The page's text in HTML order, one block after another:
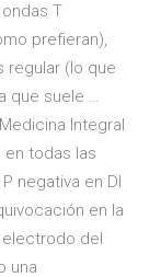
T
prefieran),
regular (lo que
que suele …
Integral
en todas las
negativa en DI
en la
del
una